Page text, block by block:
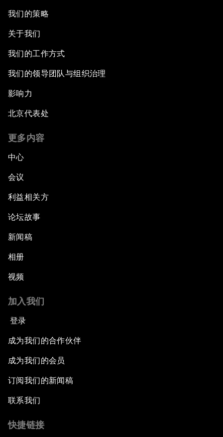
我们的策略
关于我们
我们的工作方式
我们的领导团队与组织治理
影响力
北京代表处
更多内容
中心
会议
利益相关方
论坛故事
新闻稿
相册
视频
加入我们
登录
成为我们的合作伙伴
成为我们的会员
订阅我们的新闻稿
联系我们
快捷链接